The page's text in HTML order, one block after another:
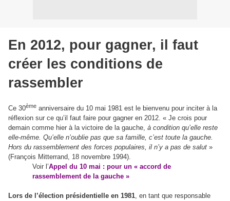
En 2012, pour gagner, il faut
créer les conditions de
rassembler
Ce 30ème anniversaire du 10 mai 1981 est le bienvenu pour inciter à la
réflexion sur ce qu’il faut faire pour gagner en 2012. « Je crois pour
demain comme hier à la victoire de la gauche, à condition qu’elle reste
elle-même. Qu’elle n’oublie pas que sa famille, c’est toute la gauche.
Hors du rassemblement des forces populaires, il n’y a pas de salut »
(François Mitterrand, 18 novembre 1994).
Voir l’Appel du 10 mai : pour un « accord de
rassemblement de la gauche »
Lors de l’élection présidentielle en 1981, en tant que responsable